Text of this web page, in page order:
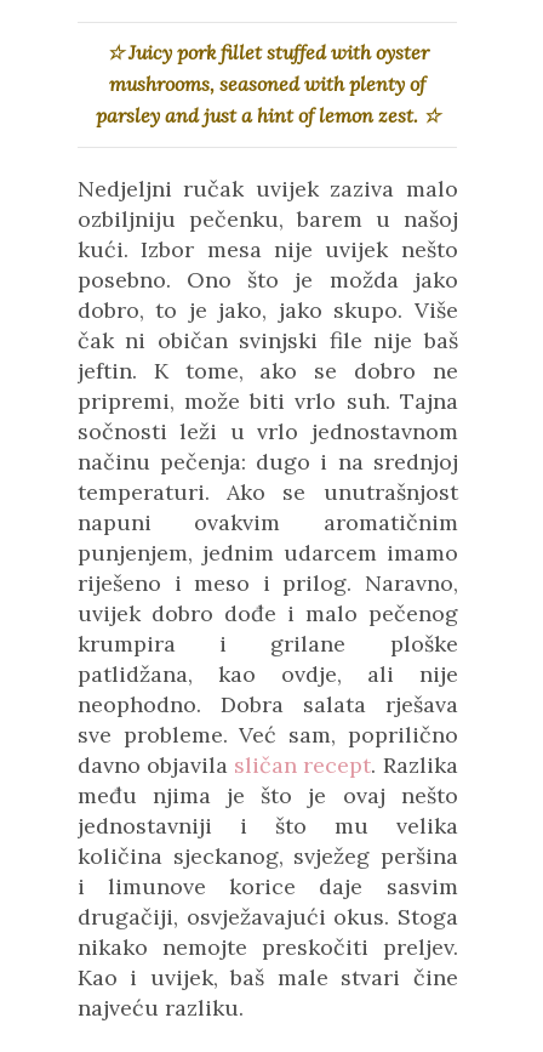
☆Juicy pork fillet stuffed with oyster
mushrooms, seasoned with plenty of
parsley and just a hint of lemon zest. ☆
Nedjeljni ručak uvijek zaziva malo
ozbiljniju pečenku, barem u našoj
kući. Izbor mesa nije uvijek nešto
posebno. Ono što je možda jako
dobro, to je jako, jako skupo. Više
čak ni običan svinjski file nije baš
jeftin. K tome, ako se dobro ne
pripremi, može biti vrlo suh. Tajna
sočnosti leži u vrlo jednostavnom
načinu pečenja: dugo i na srednjoj
temperaturi. Ako se unutrašnjost
napuni ovakvim aromatičnim
punjenjem, jednim udarcem imamo
riješeno i meso i prilog. Naravno,
uvijek dobro dođe i malo pečenog
krumpira i grilane ploške
patlidžana, kao ovdje, ali nije
neophodno. Dobra salata rješava
sve probleme. Već sam, poprilično
davno objavila sličan recept. Razlika
među njima je što je ovaj nešto
jednostavniji i što mu velika
količina sjeckanog, svježeg peršina
i limunove korice daje sasvim
drugačiji, osvježavajući okus. Stoga
nikako nemojte preskočiti preljev.
Kao i uvijek, baš male stvari čine
najveću razliku.